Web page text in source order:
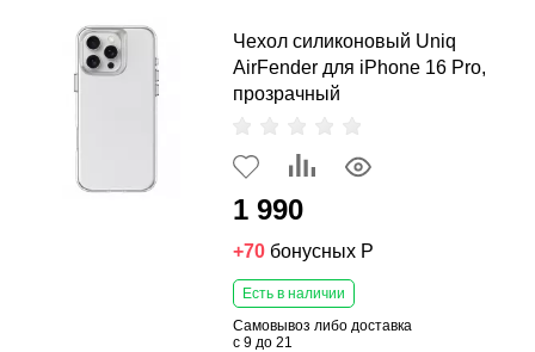
Чехол силиконовый Uniq
AirFender для iPhone 16 Pro,
прозрачный
1 990
+70 бонусных Р
Есть в наличии
Самовывоз либо доставка
с 9 до 21